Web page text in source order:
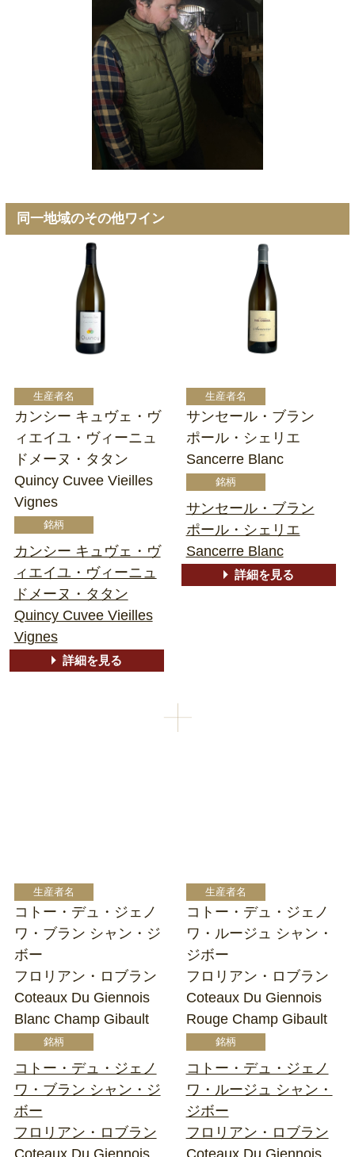
同一地域のその他ワイン
カンシー キュヴェ・ヴ
ィエイユ・ヴィーニュ
ドメーヌ・タタン
Quincy Cuvee Vieilles
Vignes
カンシー キュヴェ・ヴ
ィエイユ・ヴィーニュ
ドメーヌ・タタン
Quincy Cuvee Vieilles
Vignes
詳細を見る
サンセール・ブラン
ポール・シェリエ
Sancerre Blanc
サンセール・ブラン
ポール・シェリエ
Sancerre Blanc
詳細を見る
コトー・デュ・ジェノ
ワ・ブラン シャン・ジ
ボー
フロリアン・ロブラン
Coteaux Du Giennois
Blanc Champ Gibault
コトー・デュ・ジェノ
ワ・ブラン シャン・ジ
ボー
フロリアン・ロブラン
Coteaux Du Giennois
コトー・デュ・ジェノ
ワ・ルージュ シャン・
ジボー
フロリアン・ロブラン
Coteaux Du Giennois
Rouge Champ Gibault
コトー・デュ・ジェノ
ワ・ルージュ シャン・
ジボー
フロリアン・ロブラン
Coteaux Du Giennois